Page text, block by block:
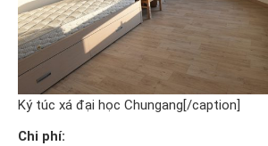
Ký túc xá đại học Chungang[/caption]
Chi phí: